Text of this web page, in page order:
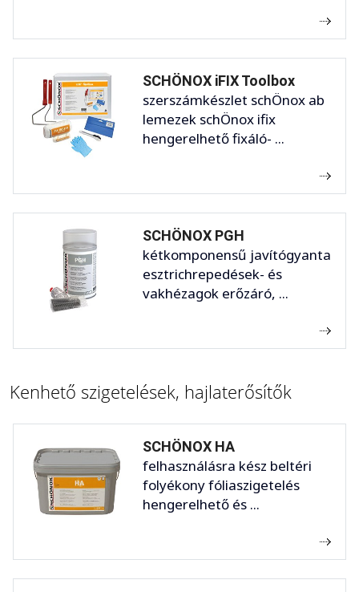
SCHÖNOX iFIX Toolbox
szerszámkészlet schÖnox ab
lemezek schÖnox ifix
hengerelhető fixáló- ...
SCHÖNOX PGH
kétkomponensű javítógyanta
esztrichrepedések- és
vakhézagok erőzáró, ...
Kenhető szigetelések, hajlaterősítők
SCHÖNOX HA
felhasználásra kész beltéri
folyékony fóliaszigetelés
hengerelhető és ...